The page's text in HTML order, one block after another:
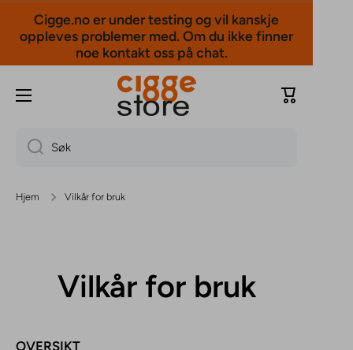
Hopp til innholdet
Cigge.no er under testing og vil kanskje
oppleves problemer med. Om du ikke finner
noe kontakt oss på chat.
Handlevogn
Søk
Hjem Vilkår for bruk
Vilkår for bruk
OVERSIKT